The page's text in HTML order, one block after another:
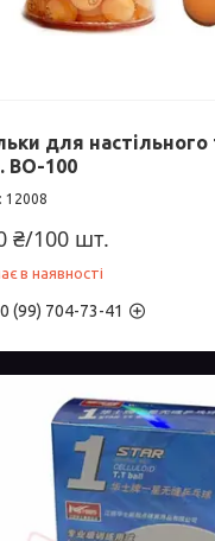
для настільного
ВО-100
12008
₴/100 шт.
в наявності
(99) 704-73-41